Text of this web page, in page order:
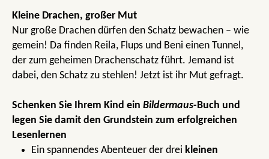
Kleine Drachen, großer Mut
Nur große Drachen dürfen den Schatz bewachen – wie
gemein! Da finden Reila, Flups und Beni einen Tunnel,
der zum geheimen Drachenschatz führt. Jemand ist
dabei, den Schatz zu stehlen! Jetzt ist ihr Mut gefragt.
Schenken Sie Ihrem Kind ein Bildermaus-Buch und
legen Sie damit den Grundstein zum erfolgreichen
Lesenlernen
Ein spannendes Abenteuer der drei kleinen